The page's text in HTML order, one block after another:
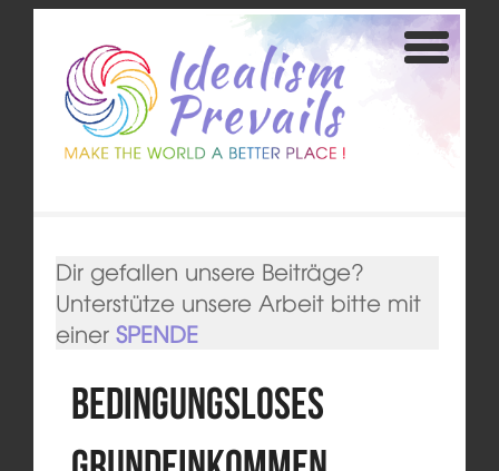
Dir gefallen unsere Beiträge?
Unterstütze unsere Arbeit bitte mit
einer SPENDE
Bedingungsloses